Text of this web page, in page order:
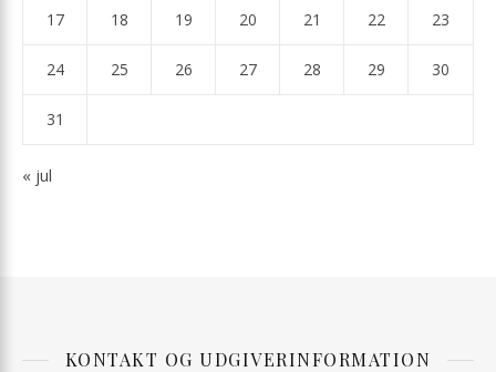
17 18 19 20 21 22 23
24 25 26 27 28 29 30
31
« jul
KONTAKT OG UDGIVERINFORMATION